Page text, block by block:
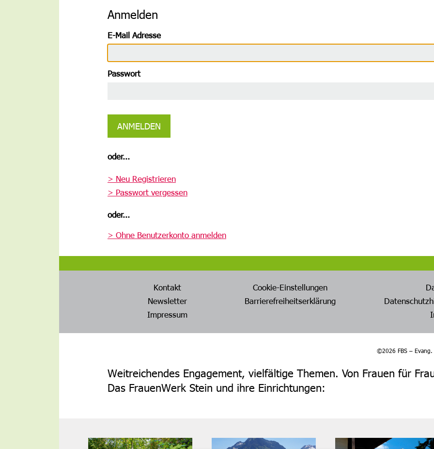
Anmelden
E-Mail Adresse
Passwort
ANMELDEN
oder...
> Neu Registrieren
> Passwort vergessen
oder...
> Ohne Benutzerkonto anmelden
Kontakt
Newsletter
Impressum
Cookie-Einstellungen
Barrierefreiheitserklärung
©2026 FBS – Evang.
Weitreichendes Engagement, vielfältige Themen. Von Frauen für
Das FrauenWerk Stein und ihre Einrichtungen: